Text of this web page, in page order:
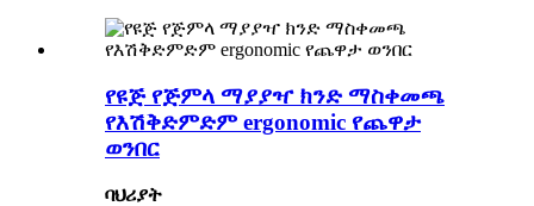
የዩጅ የጅምላ ማያያዣ ክንድ ማስቀመጫ
የእሽቅድምድም ergonomic የጨዋታ
ወንበር
ባህሪያት